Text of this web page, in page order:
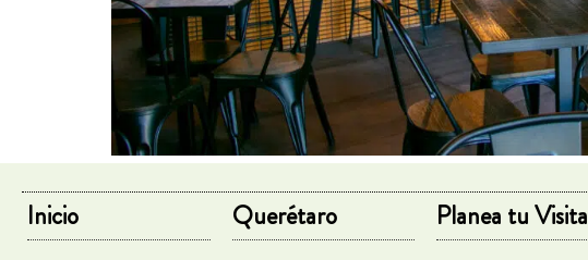
Inicio Querétaro Planea tu Visita